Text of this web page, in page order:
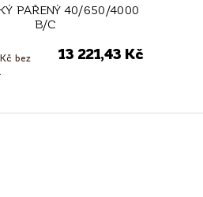
PAŘENÝ 40/650/4000
B/C
bez
13 221,43 Kč